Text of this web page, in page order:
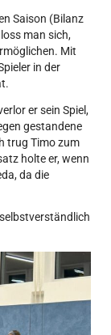
Saison (Bilanz
man sich,
Mit
in der
er sein Spiel,
gestandene
trug Timo zum
holte er, wenn
da die